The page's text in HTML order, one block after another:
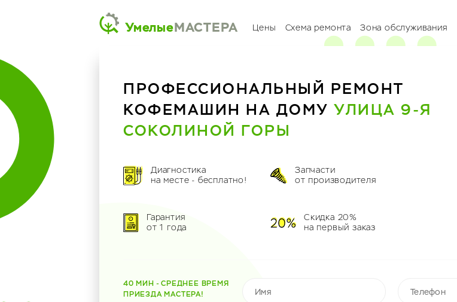
УмелыеМАСТЕРА Цены Схема ремонта Зона обслуживания
ПРОФЕССИОНАЛЬНЫЙ РЕМОНТ
КОФЕМАШИН НА ДОМУ УЛИЦА 9-Я
СОКОЛИНОЙ ГОРЫ
Диагностика
на месте - бесплатно!
Запчасти
от производителя
Гарантия
от 1 года
Скидка 20%
на первый заказ
40 МИН - СРЕДНЕЕ ВРЕМЯ
ПРИЕЗДА МАСТЕРА!